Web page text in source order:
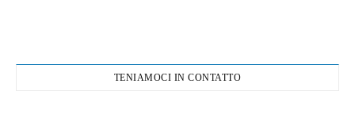
TENIAMOCI IN CONTATTO